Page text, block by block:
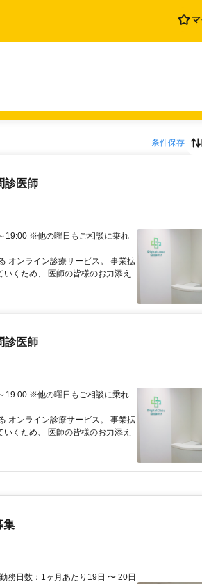
条件保存
診医師
19:00 ※他の曜日もご相談に乗れ
オンライン診療サービス。 事業拡
くため、 医師の皆様のお力添え
診医師
19:00 ※他の曜日もご相談に乗れ
オンライン診療サービス。 事業拡
くため、 医師の皆様のお力添え
集
務日数：1ヶ月あたり19日 〜 20日